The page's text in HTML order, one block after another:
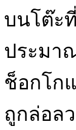
บนโต๊ะ
ประมา
ช็อกโก
ถูกล่อล